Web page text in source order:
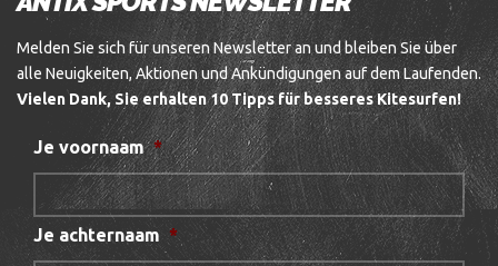
Melden Sie sich für unseren Newsletter an und bleiben Sie über
alle Neuigkeiten, Aktionen und Ankündigungen auf dem Laufenden.
Vielen Dank, Sie erhalten 10 Tipps für besseres Kitesurfen!
Je voornaam *
Je achternaam *